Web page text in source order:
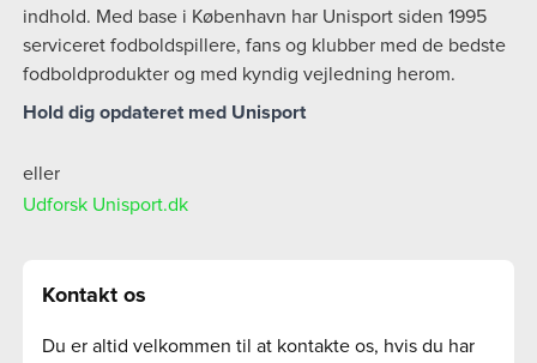
indhold. Med base i København har Unisport siden 1995
serviceret fodboldspillere, fans og klubber med de bedste
fodboldprodukter og med kyndig vejledning herom.
Hold dig opdateret med Unisport
eller
Udforsk Unisport.dk
Kontakt os
Du er altid velkommen til at kontakte os, hvis du har